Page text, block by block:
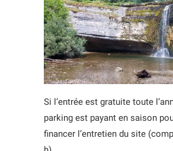
Si l’entrée est gratuite toute
parking est payant en saison
financer l’entretien du site